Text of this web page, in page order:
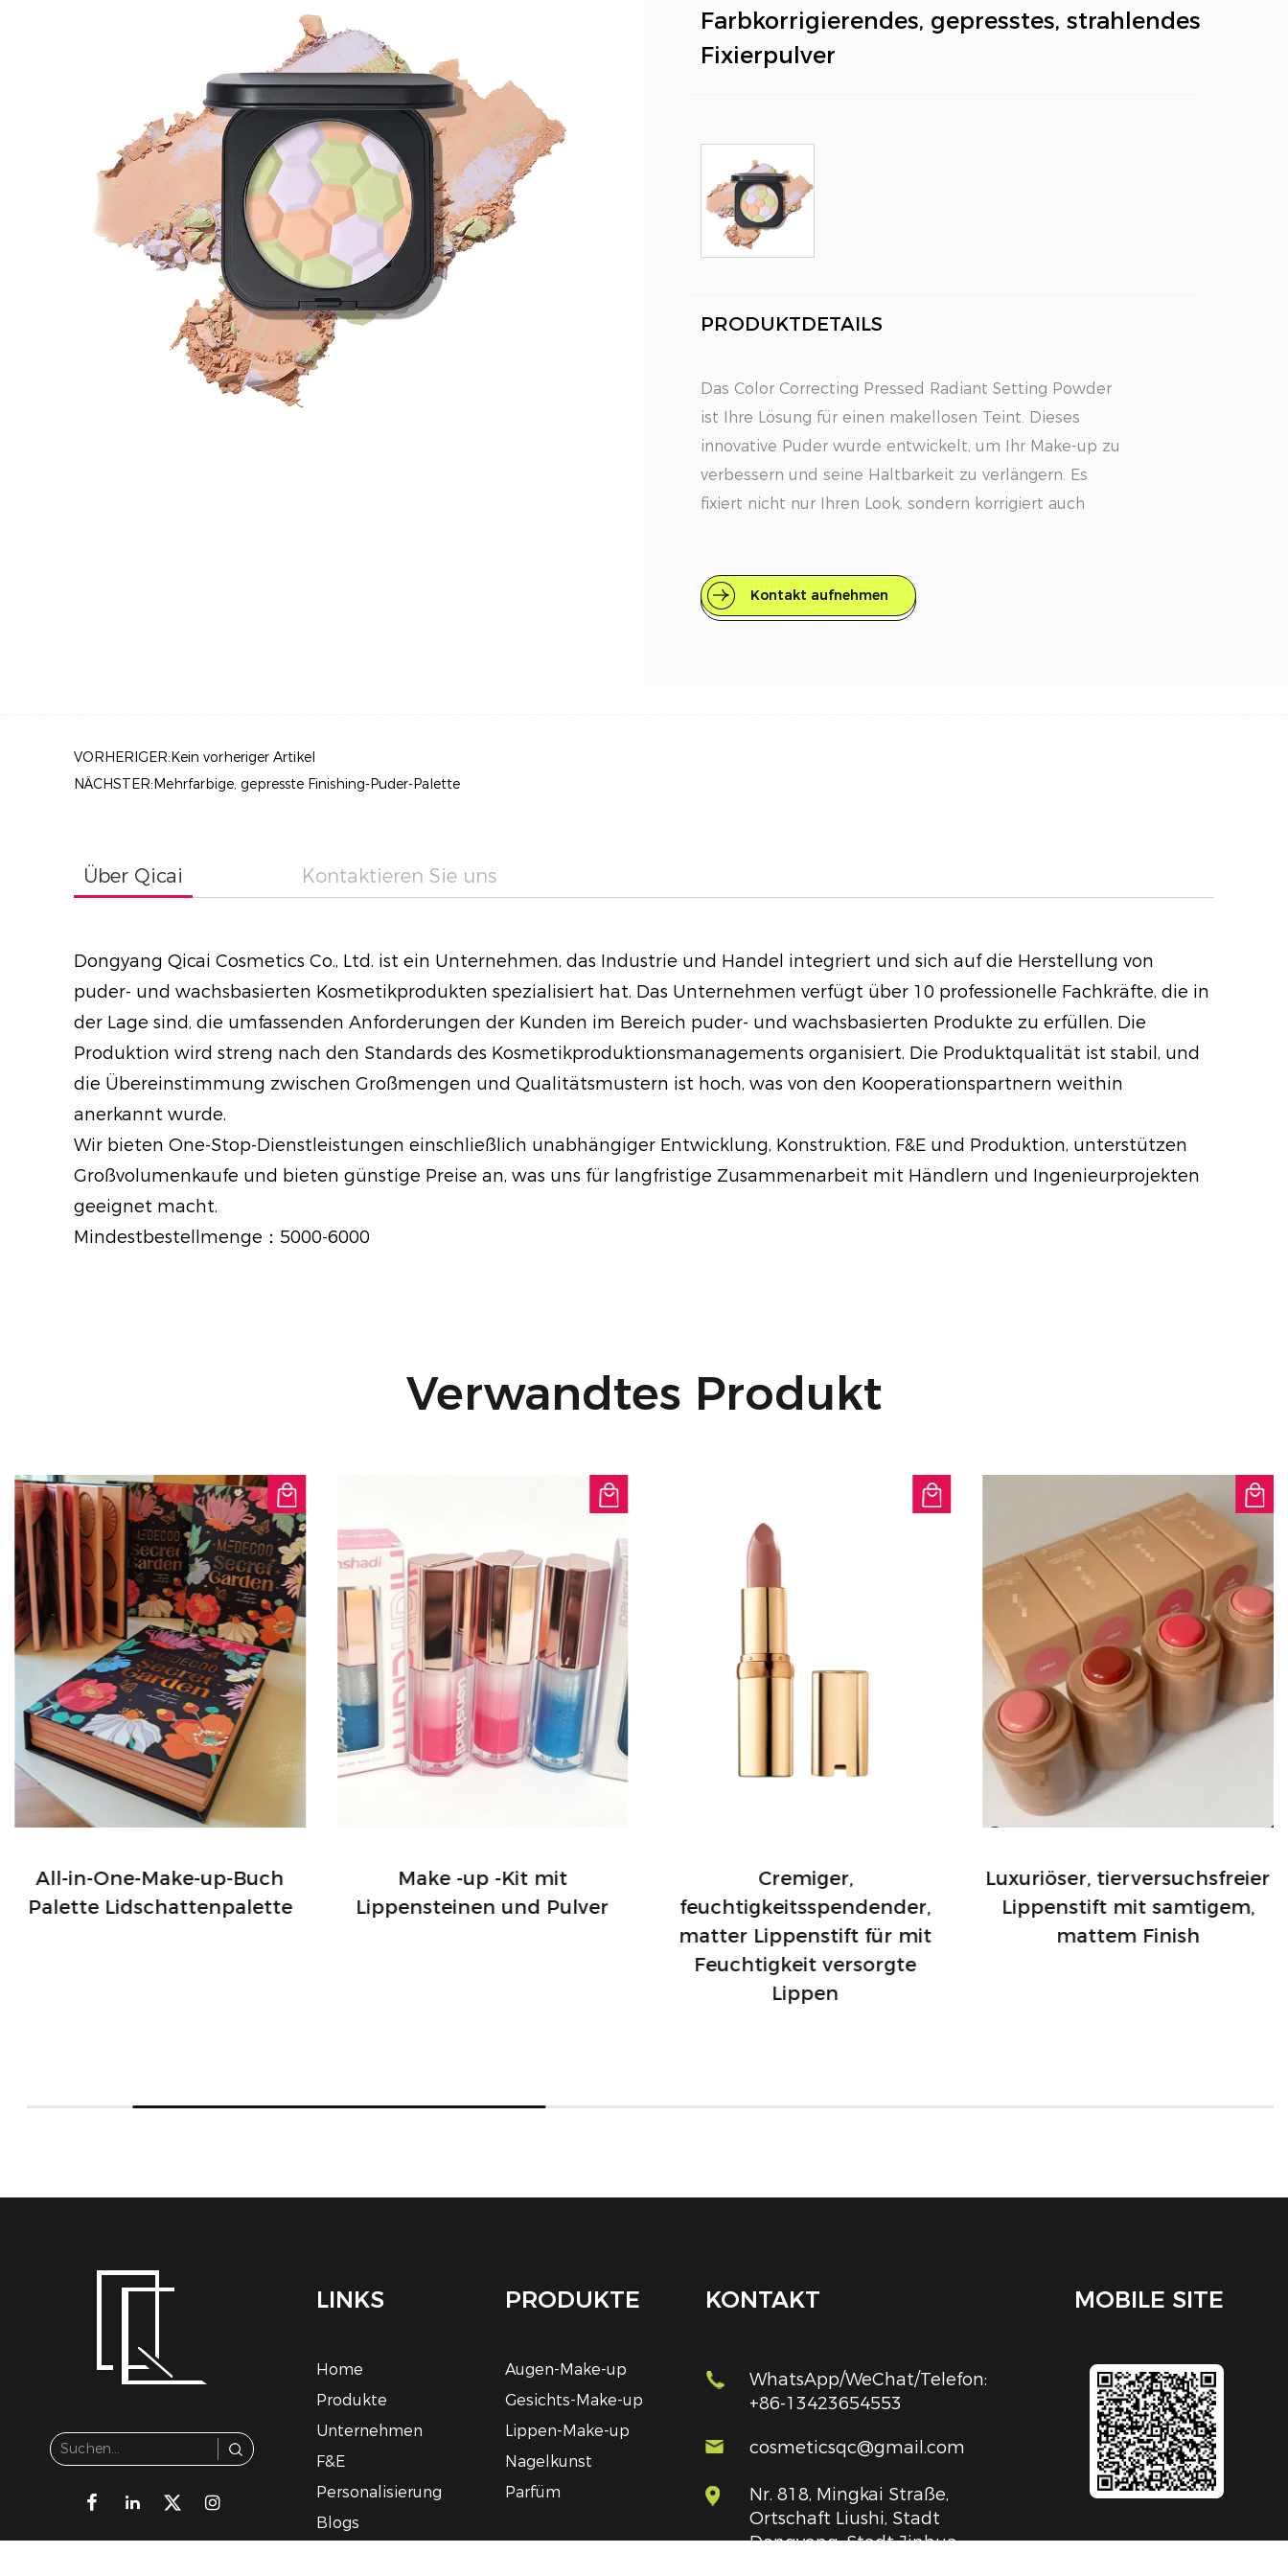
Farbkorrigierendes, gepresstes, strahlendes
Fixierpulver
PRODUKTDETAILS
Das Color Correcting Pressed Radiant Setting Powder
ist Ihre Lösung für einen makellosen Teint. Dieses
innovative Puder wurde entwickelt, um Ihr Make-up zu
verbessern und seine Haltbarkeit zu verlängern. Es
fixiert nicht nur Ihren Look, sondern korrigiert auch
Hauptmerkmale
Farbkorrektur: Dieses leichte Fixierpuder nutzt eine
Langanhaltender Halt: Dieses Puder wurde entwickelt,
um das Make-up sicher zu fixieren und sorgt dafür,
dass Ihr Look den ganzen Tag über intakt bleibt.
Genießen Sie ein mattes Finish ohne Einbußen bei der
zu bewahren.
gleichmäßig auf Ihrem Gesicht zu verteilen und so Ihr
Gesamterscheinungsbild zu verbessern.
Correcting Pressed Radiant Setting Powder, Ihrer
Geheimwaffe für einen makellosen, strahlenden Teint.
Kontakt aufnehmen
VORHERIGER:Kein vorheriger Artikel
NÄCHSTER:Mehrfarbige, gepresste Finishing-Puder-Palette
Über Qicai Kontaktieren Sie uns
Dongyang Qicai Cosmetics Co., Ltd. ist ein Unternehmen, das Industrie und Handel integriert und sich auf die Herstellung von
puder- und wachsbasierten Kosmetikprodukten spezialisiert hat. Das Unternehmen verfügt über 10 professionelle Fachkräfte, die in
der Lage sind, die umfassenden Anforderungen der Kunden im Bereich puder- und wachsbasierten Produkte zu erfüllen. Die
Produktion wird streng nach den Standards des Kosmetikproduktionsmanagements organisiert. Die Produktqualität ist stabil, und
die Übereinstimmung zwischen Großmengen und Qualitätsmustern ist hoch, was von den Kooperationspartnern weithin
anerkannt wurde.
Wir bieten One-Stop-Dienstleistungen einschließlich unabhängiger Entwicklung, Konstruktion, F&E und Produktion, unterstützen
Großvolumenkaufe und bieten günstige Preise an, was uns für langfristige Zusammenarbeit mit Händlern und Ingenieurprojekten
geeignet macht.
Mindestbestellmenge：5000-6000
Verwandtes Produkt
All-in-One-Make-up-Buch
Palette Lidschattenpalette
Make -up -Kit mit
Lippensteinen und Pulver
Cremiger,
feuchtigkeitsspendender,
matter Lippenstift für mit
Feuchtigkeit versorgte
Lippen
Luxuriöser, tierversuchsfreier
Lippenstift mit samtigem,
mattem Finish
LINKS
Home
Produkte
Unternehmen
F&E
Personalisierung
Blogs
PRODUKTE
Augen-Make-up
Gesichts-Make-up
Lippen-Make-up
Nagelkunst
Parfüm
KONTAKT
WhatsApp/WeChat/Telefon:
+86-13423654553
cosmeticsqc@gmail.com
Nr. 818, Mingkai Straße,
Ortschaft Liushi, Stadt
Dongyang, Stadt Jinhua,
MOBILE SITE